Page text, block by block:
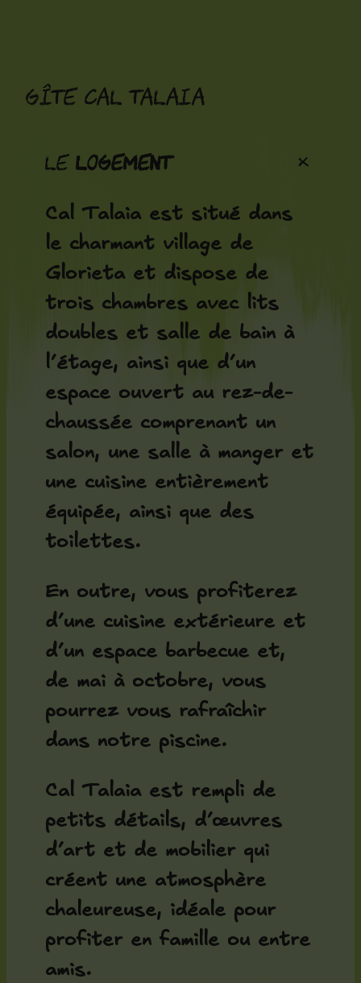
contenu
Gîte Cal Talaia
Le Logement +
Cal Talaia est situé dans
le charmant village de
Glorieta et dispose de
trois chambres avec lits
doubles et salle de bain à
l’étage, ainsi que d’un
espace ouvert au rez-de-
chaussée comprenant un
salon, une salle à manger et
une cuisine entièrement
équipée, ainsi que des
toilettes.
En outre, vous profiterez
d’une cuisine extérieure et
d’un espace barbecue et,
de mai à octobre, vous
pourrez vous rafraîchir
dans notre piscine.
Cal Talaia est rempli de
petits détails, d’œuvres
d’art et de mobilier qui
créent une atmosphère
chaleureuse, idéale pour
profiter en famille ou entre
amis.